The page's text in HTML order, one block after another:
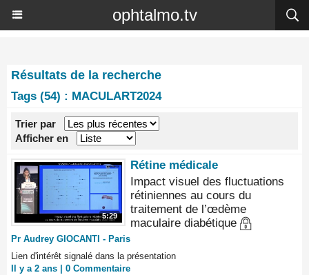
ophtalmo.tv
Résultats de la recherche
Tags (54) : MACULART2024
Trier par
Afficher en
5:29
Rétine médicale
Impact visuel des fluctuations
rétiniennes au cours du
traitement de l’œdème
maculaire diabétique
Pr Audrey GIOCANTI - Paris
Lien d'intérêt signalé dans la présentation
Il y a 2 ans | 0 Commentaire